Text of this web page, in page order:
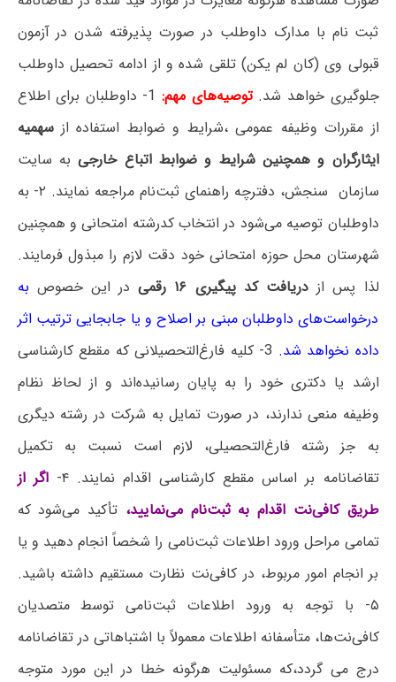
ثبت نام با مدارک داوطلب در صورت پذیرفته شدن در آزمون
قبولی وی (کان لم یکن) تلقی شده و از ادامه تحصیل داوطلب
جلوگیری خواهد شد.توصیه‌های‌ مهم‌:
1- داوطلبان برای اطلاع
از مقررات وظیفه عمومی ،شرایط و ضوابط استفاده ازسهمیه
ایثارگران و همچنین شرایط و ضوابط اتباع خارجیبه سایت
سازمان سنجش، دفترچه راهنمای ثبت‌نام مراجعه نمایند. ۲- به
داوطلبان توصیه می‌شود در انتخاب کدرشته امتحانی و همچنین
شهرستان محل حوزه امتحانی خود دقت لازم را مبذول فرمایند.
لذا پس ازدریافت کد پیگیری ۱۶ رقمی در این خصوص به
درخواست‌های داوطلبان مبنی بر اصلاح و یا جابجایی ترتیب اثر
داده نخواهد شد.
3- کلیه‌ فارغ‌التحصیلانی‌ که‌ مقطع‌ کارشناسی‌
ارشد یا دکتری‌ خود را به‌ پایان‌ رسانیده‌اند و از لحاظ نظام
وظیفه منعی ندارند، در صورت‌ تمایل‌ به ‌شرکت‌ در رشته‌ دیگری‌
به‌ جز رشته‌ فارغ‌التحصیلی‌، لازم‌ است‌ نسبت‌ به‌ تکمیل‌
تقاضانامه‌ بر اساس‌ مقطع‌ کارشناسی‌ اقدام‌ نمایند. ۴-
اگر از
طریق کافی‌نت اقدام به ثبت‌نام می‌نمایید، تأکید می‌شود که
تمامی مراحل ورود اطلاعات ثبت‌نامی را شخصاً انجام دهید و یا
بر انجام امور مربوط، در کافی‌نت نظارت مستقیم داشته باشید.
۵- با توجه به ورود اطلاعات ثبت‌نامی توسط متصدیان
کافی‌نت‌ها، متأسفانه اطلاعات معمولاً با اشتباهاتی در تقاضانامه
درج می گردد،که مسئولیت هرگونه خطا در این مورد متوجه